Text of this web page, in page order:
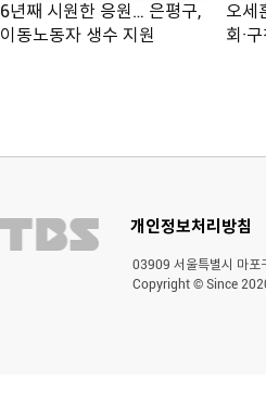
6년째 시원한 응원… 은평구,
이동노동자 생수 지원
오세
회·
개인정보처리방침
03909 서울특별시 마
Copyright © Since